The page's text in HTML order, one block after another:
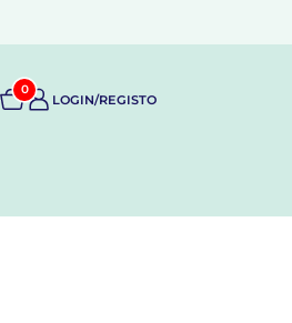
0
LOGIN/REGISTO